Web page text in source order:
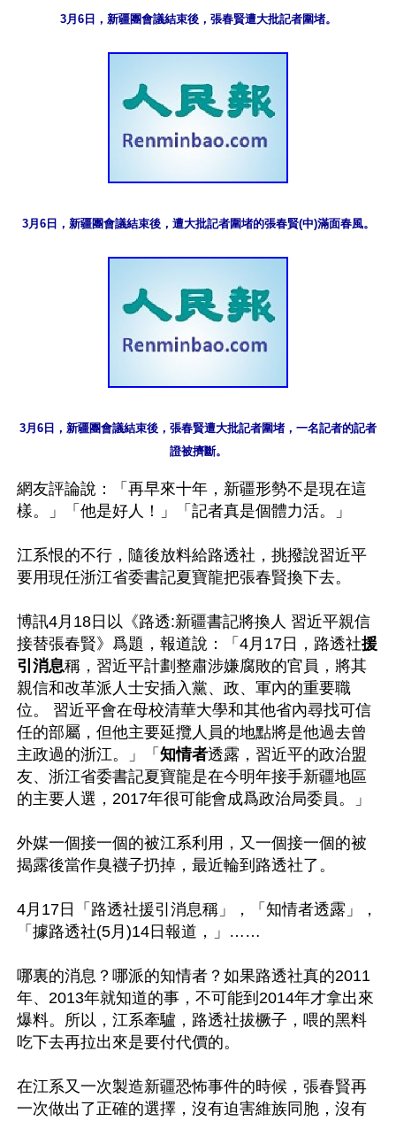
3月6日，新疆團會議結束後，張春賢遭大批記者圍堵。
3月6日，新疆團會議結束後，遭大批記者圍堵的張春賢(中)滿面春風。
3月6日，新疆團會議結束後，張春賢遭大批記者圍堵，一名記者的記者
證被擠斷。
網友評論說：「再早來十年，新疆形勢不是現在這
樣。」「他是好人！」「記者真是個體力活。」
江系恨的不行，隨後放料給路透社，挑撥說習近平
要用現任浙江省委書記夏寶龍把張春賢換下去。
博訊4月18日以《路透:新疆書記將換人 習近平親信
接替張春賢》爲題，報道說：「4月17日，路透社援
引消息稱，習近平計劃整肅涉嫌腐敗的官員，將其
親信和改革派人士安插入黨、政、軍內的重要職
位。 習近平會在母校清華大學和其他省內尋找可信
任的部屬，但他主要延攬人員的地點將是他過去曾
主政過的浙江。」「 知情者透露，習近平的政治盟
友、浙江省委書記夏寶龍是在今明年接手新疆地區
的主要人選，2017年很可能會成爲政治局委員。」
外媒一個接一個的被江系利用，又一個接一個的被
揭露後當作臭襪子扔掉，最近輪到路透社了。
4月17日「路透社援引消息稱」，「知情者透露」，
「據路透社(5月)14日報道，」……
哪裏的消息？哪派的知情者？如果路透社真的2011
年、2013年就知道的事，不可能到2014年才拿出來
爆料。所以，江系牽驢，路透社拔橛子，喂的黑料
吃下去再拉出來是要付代價的。
在江系又一次製造新疆恐怖事件的時候，張春賢再
一次做出了正確的選擇，沒有迫害維族同胞，沒有